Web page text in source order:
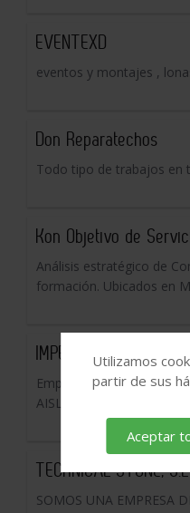
EVENTEXD
eventos y montajes ,
Don Reparatechos
Todo tipo de trabajos en
Kon Objetivo de
Análisis estratégico de
formación. Ubicados en
Empresa dedicada
AISLAMIENTOS.
TECHNICAL STONE, S.L
SOMOS UNA EMPRESA
Utilizamos
partir de sus
Aceptar